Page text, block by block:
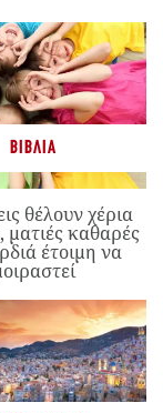
ΒΙΒΛΊΑ
θέλουν χέρια
ματιές καθαρές
έτοιμη να